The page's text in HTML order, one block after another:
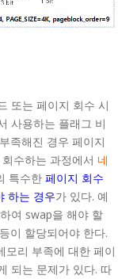
또는 페이지 회수 시
사용하는 플래그 비
족해진 경우 페이지
수하는 과정에서 네
특수한 페이지 회수
하는 경우가 있다. 예
여 swap을 해야 할
이 할당되어야 한다.
리 부족에 대한 페이
되는 문제가 있다. 따